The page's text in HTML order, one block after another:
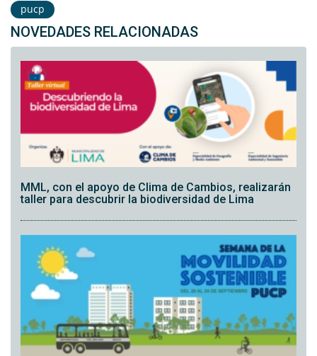
pucp
NOVEDADES RELACIONADAS
MML, con el apoyo de Clima de Cambios, realizarán
taller para descubrir la biodiversidad de Lima